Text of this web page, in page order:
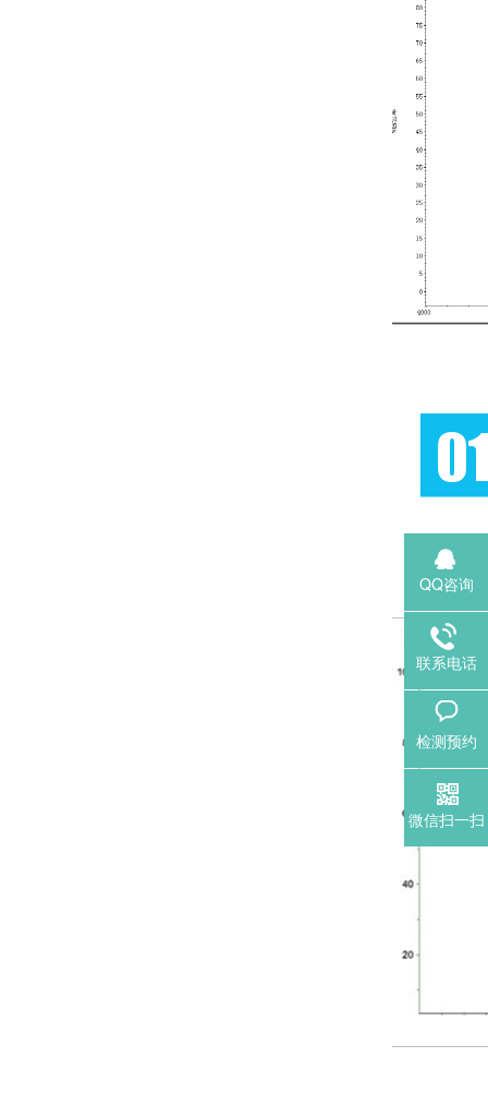
QQ咨询
联系电话
检测预约
微信扫一扫